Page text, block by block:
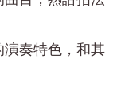
演奏特色，和其